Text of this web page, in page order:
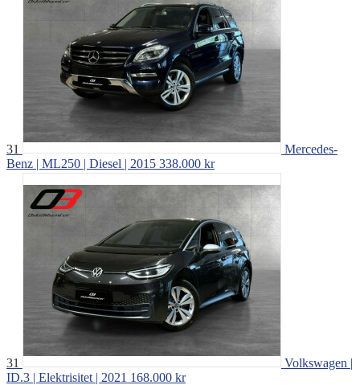
31
Mercedes-
Benz | ML250 | Diesel | 2015 338.000 kr
31
Volkswagen |
ID.3 | Elektrisitet | 2021 168.000 kr